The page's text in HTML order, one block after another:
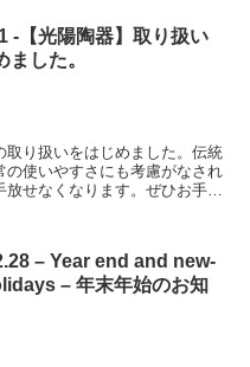
-【光陽陶器】取り扱い
ました。
り扱いをはじめました。伝統
使いやすさにも考慮がなされ
せなくなります。ぜひお手元
– Year end and new-
– 年末年始のお知